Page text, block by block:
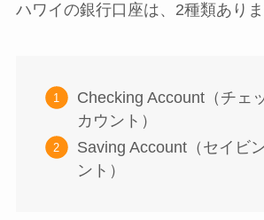
ハワイの銀行口座は、2種類ありま
Checking Account（チェ
カウント）
Saving Account（セイビ
ント）